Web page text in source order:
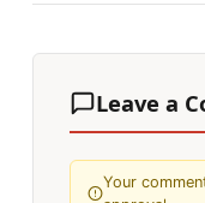
Leave a
Your